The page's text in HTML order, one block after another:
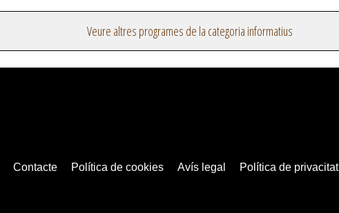
Veure altres programes de la categoria informatius
Contacte Política de cookies Avís legal Política de privacitat